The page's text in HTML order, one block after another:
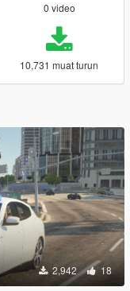
0 video
10,731 muat turun
2,942 18